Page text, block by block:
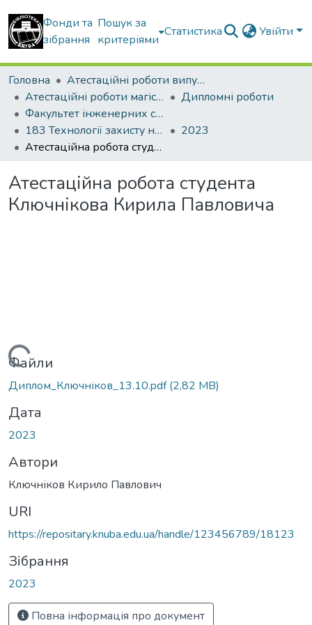
Фонди та
зібрання
Пошук за
критеріями
Статистика Увійти
Головна
Атестаційні роботи випускників
Атестаційні роботи магістрів
Дипломні роботи
Факультет інженерних систем та екології
183 Технології захисту навколишнього середовища
2023
Атестаційна робота студента Ключнікова Кирила Павловича
Атестаційна робота студента
Ключнікова Кирила Павловича
Вантажиться...
Файли
Диплом_Ключніков_13.10.pdf(2,82 MB)
Дата
2023
Автори
Ключніков Кирило Павлович
URI
https://repositary.knuba.edu.ua/handle/123456789/18123
Зібрання
2023
Повна інформація про документ